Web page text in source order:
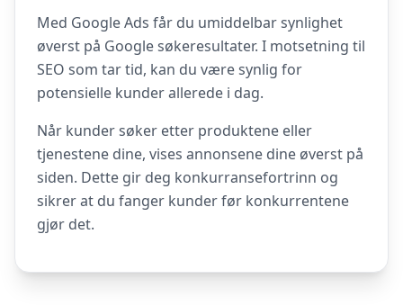
Med Google Ads får du umiddelbar synlighet
øverst på Google søkeresultater. I motsetning til
SEO som tar tid, kan du være synlig for
potensielle kunder allerede i dag.
Når kunder søker etter produktene eller
tjenestene dine, vises annonsene dine øverst på
siden. Dette gir deg konkurransefortrinn og
sikrer at du fanger kunder før konkurrentene
gjør det.